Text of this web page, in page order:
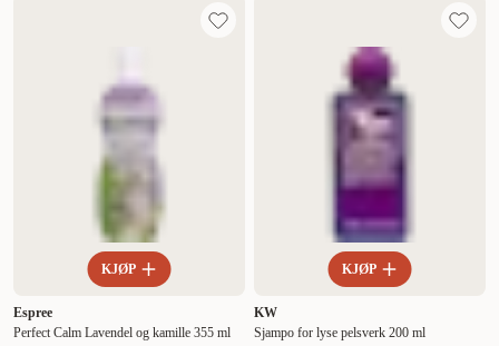
KJØP
Espree
Perfect Calm Lavendel og kamille 355 ml
KJØP
KW
Sjampo for lyse pelsverk 200 ml